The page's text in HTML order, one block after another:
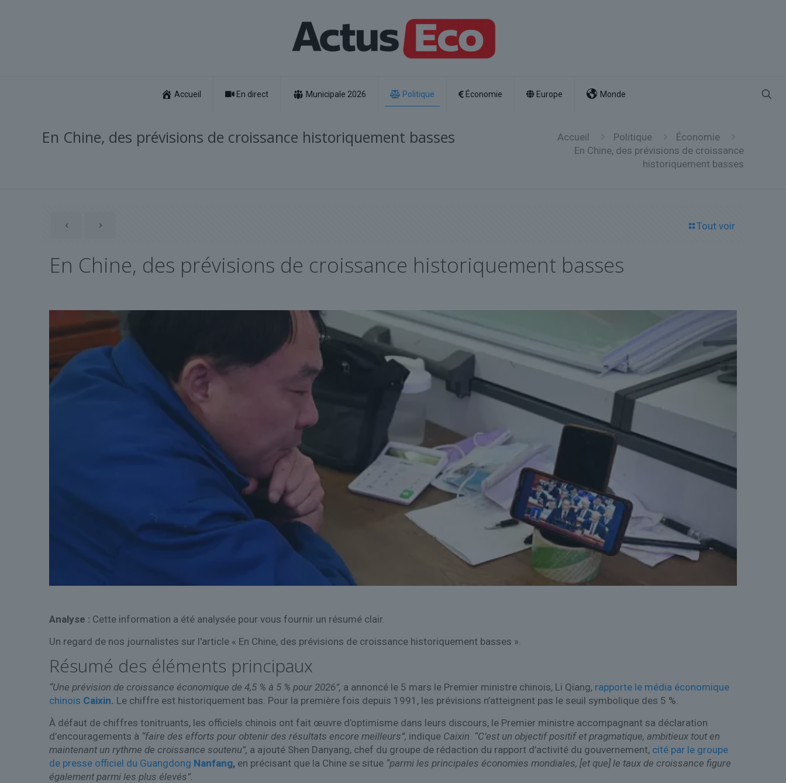
Accueil En direct Municipale 2026 Politique Économie Europe Monde
En Chine, des prévisions de croissance historiquement basses Accueil Politique
Économie
En Chine, des prévisions de croissance
historiquement basses
Tout voir
En Chine, des prévisions de croissance historiquement basses
Analyse : Cette information a été analysée pour vous fournir un résumé clair.
Un regard de nos journalistes sur l'article « En Chine, des prévisions de croissance historiquement basses ».
Résumé des éléments principaux
“Une prévision de croissance économique de 4,5 % à 5 % pour 2026”, a annoncé le 5 mars le Premier ministre chinois, Li Qiang, rapporte le média économique
chinois Caixin. Le chiffre est historiquement bas. Pour la première fois depuis 1991, les prévisions n’atteignent pas le seuil symbolique des 5 %.
À défaut de chiffres tonitruants, les officiels chinois ont fait œuvre d’optimisme dans leurs discours, le Premier ministre accompagnant sa déclaration
d’encouragements à “faire des efforts pour obtenir des résultats encore meilleurs”, indique Caixin “C’est un objectif positif et pragmatique, ambitieux tout en
maintenant un rythme de croissance soutenu”, a ajouté Shen Danyang, chef du groupe de rédaction du rapport d’activité du gouvernement, cité par le groupe
de presse officiel du Guangdong Nanfang, en précisant que la Chine se situe “parmi les principales économies mondiales, [et que] le taux de croissance figure
également parmi les plus élevés”.